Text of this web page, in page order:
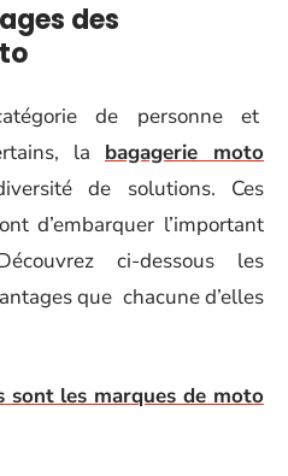
des
de personne et
la bagagerie moto
de solutions. Ces
d’embarquer l’important
ci-dessous les
que chacune d’elles
sont les marques de moto